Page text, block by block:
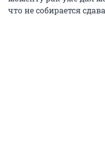
что не собирается